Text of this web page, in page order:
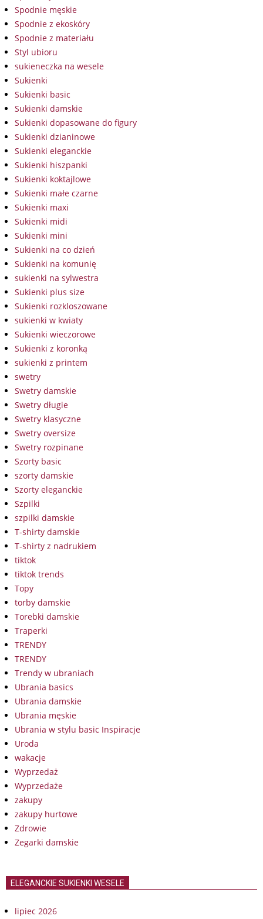
Spodnie męskie
Spodnie z ekoskóry
Spodnie z materiału
Styl ubioru
sukieneczka na wesele
Sukienki
Sukienki basic
Sukienki damskie
Sukienki dopasowane do figury
Sukienki dzianinowe
Sukienki eleganckie
Sukienki hiszpanki
Sukienki koktajlowe
Sukienki małe czarne
Sukienki maxi
Sukienki midi
Sukienki mini
Sukienki na co dzień
Sukienki na komunię
sukienki na sylwestra
Sukienki plus size
Sukienki rozkloszowane
sukienki w kwiaty
Sukienki wieczorowe
Sukienki z koronką
sukienki z printem
swetry
Swetry damskie
Swetry długie
Swetry klasyczne
Swetry oversize
Swetry rozpinane
Szorty basic
szorty damskie
Szorty eleganckie
Szpilki
szpilki damskie
T-shirty damskie
T-shirty z nadrukiem
tiktok
tiktok trends
Topy
torby damskie
Torebki damskie
Traperki
TRENDY
TRENDY
Trendy w ubraniach
Ubrania basics
Ubrania damskie
Ubrania męskie
Ubrania w stylu basic Inspiracje
Uroda
wakacje
Wyprzedaż
Wyprzedaże
zakupy
zakupy hurtowe
Zdrowie
Zegarki damskie
ELEGANCKIE SUKIENKI WESELE
lipiec 2026